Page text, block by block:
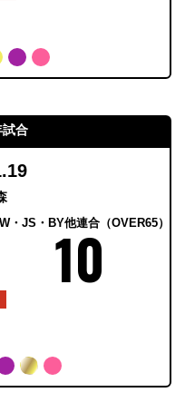
合
・JS・BY他連合（OVER65）
10